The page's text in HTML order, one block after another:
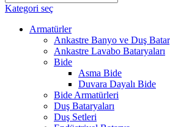
Kategori seç
Armatürler
Ankastre Banyo ve Duş
Ankastre Lavabo Bataryaları
Bide
Asma Bide
Duvara Dayalı Bide
Bide Armatürleri
Duş Bataryaları
Duş Setleri